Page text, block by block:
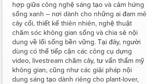
hợp giữa công nghệ sáng tạo và cảm hứng
sống xanh – nơi dành cho những ai đam mê
cây cối, thiết kế thiên nhiên, nghệ thuật
chăm sóc không gian sống và chia sẻ nội
dung về lối sống bền vững. Tại đây, người
dùng có thể tiếp cận các công cụ dựng
video, livestream chăm cây, tư vấn thẩm mỹ
không gian, cũng như các giải pháp nội
dung sáng tạo dành riêng cho plant-lover,